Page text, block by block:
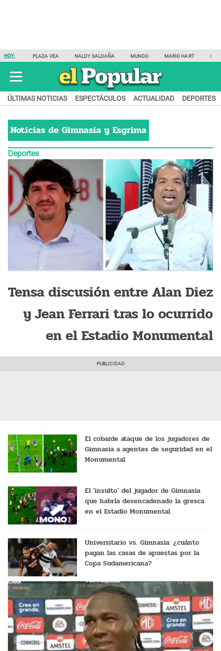
HOY: PLAZA VEA NALDY SALDAÑA MUNDO MARIO HART
ÚLTIMAS NOTICIAS ESPECTÁCULOS ACTUALIDAD DEPORTES
Noticias de Gimnasia y Esgrima
Deportes
Tensa discusión entre Alan Diez
y Jean Ferrari tras lo ocurrido
en el Estadio Monumental
El cobarde ataque de los jugadores de
Gimnasia a agentes de seguridad en el
Monumental
El 'insulto' del jugador de Gimnasia
que habría desencadenado la gresca
en el Estadio Monumental
Universitario vs. Gimnasia: ¿cuánto
pagan las casas de apuestas por la
Copa Sudamericana?